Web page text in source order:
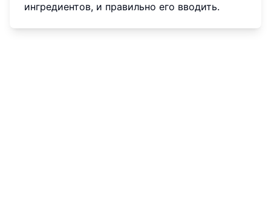
ингредиентов, и правильно его вводить.